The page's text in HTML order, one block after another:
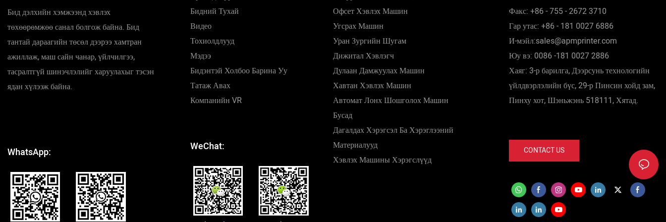
Бид дэлхийн хэмжээнд хэвлэх
төхөөрөмжөө санал болгож байна. Бид
тантай дараагийн төсөл дээрээ хамтран
ажиллаж, маш сайн чанар, үйлчилгээ,
тасралтгүй шинэчлэлийг харуулахыг тэсэн
ядан хүлээж байна.
WhatsApp:
Бидний Тухай
Видео
Тохиолдлууд
Мэдээ
Бидэнтэй Холбоо Барина Уу
Татаж Авах
Компанийн VR
WeChat:
Офсет Хэвлэх Машин
Угсрах Машин
Уран Зургийн Шугам
Дижитал Хэвлэгч
Дулаан Дамжуулах Машин
Хавтан Хэвлэх Машин
Автомат Лонх Шошголох Машин
Бусад
Дагалдах Хэрэгсэл Ба Хэрэглээний
Материалууд
Хэвлэх Машины Хэрэгслүүд
Факс: +86 - 755 - 2672 3710
Гар утас: +86 - 181 0027 6886
И-мэйл:sales@apmprinter.com
Юу вэ: 0086 -181 0027 2886
Хаяг: 3-р барилга, Дээрсунь технологийн
үйлдвэрлэлийн бүс, 29-р Пинсин хойд зам,
Пинху хот, Шэньжэнь 518111, Хятад.
CONTACT US